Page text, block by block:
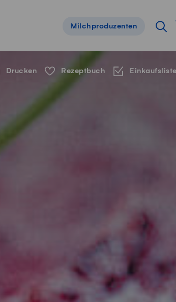
Servicenavigation
Milchproduzenten
Drucken Rezeptbuch